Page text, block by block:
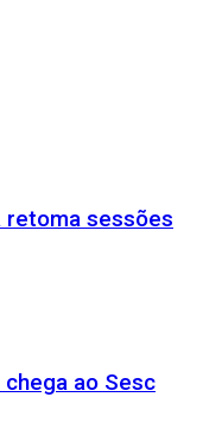
retoma sessões
chega ao Sesc